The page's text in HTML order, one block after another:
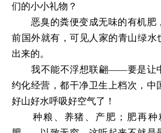
们的小小礼物？
恶臭的粪便变成无味的有机肥
前国外就有，可见人家的青山绿水
出来的。
我不能不浮想联翩——要是让
约化经营，都干净卫生上档次，中
好山好水呼吸好空气了！
种粮、养猪、产肥；肥再种